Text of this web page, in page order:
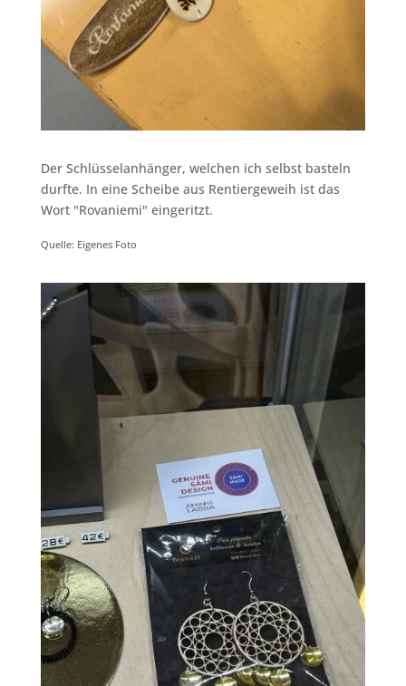
Der Schlüsselanhänger, welchen ich selbst basteln
durfte. In eine Scheibe aus Rentiergeweih ist das
Wort "Rovaniemi" eingeritzt.
Quelle: Eigenes Foto